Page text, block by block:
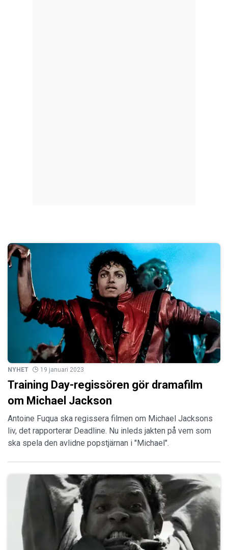
NYHET 19 januari 2023
Training Day-regissören gör dramafilm
om Michael Jackson
Antoine Fuqua ska regissera filmen om Michael Jacksons
liv, det rapporterar Deadline. Nu inleds jakten på vem som
ska spela den avlidne popstjärnan i "Michael".